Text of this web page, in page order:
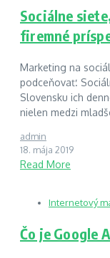
Sociálne
firemné
Marketing na
podceňovať.
Slovensku ich
nielen medzi
admin
18. mája 2019
Read More
Internetový
Čo je Google